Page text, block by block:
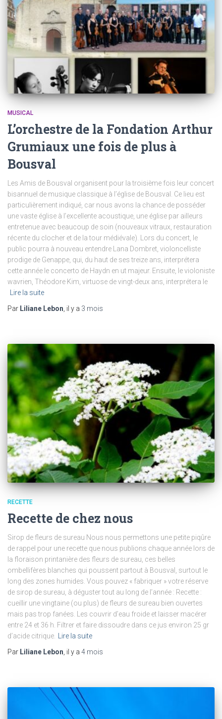
MUSICAL
L’orchestre de la Fondation Arthur
Grumiaux une fois de plus à
Bousval
Les Amis de Bousval organisent pour la troisième fois leur concert
bisannuel de musique classique à l’église de Bousval. Ce lieu est
particulièrement indiqué, car nous avons la chance de posséder
une vaste église à l’excellente acoustique, une église par ailleurs
entretenue avec beaucoup de soin (nouveaux vitraux, restauration
récente du clocher et de la tour médiévale). Lors du concert, le
public pourra à nouveau entendre Lana Dombret, violoncelliste
prodige de Genappe, qui, du haut de ses treize ans, interprétera
cette année le concerto de Haydn en ut majeur. Ensuite, le violoniste
wavrien, Théodore Kim, virtuose de vingt-deux ans, interprétera le
Lire la suite
Par Liliane Lebon , il y a 3 mois
RECETTE
Recette de chez nous
Sirop de fleurs de sureau Nous nous permettons une petite piqûre
de rappel pour une recette que nous publions chaque année lors de
la floraison printanière des fleurs de sureau, ces belles
ombellifères blanches qui poussent partout à Bousval, surtout le
long des zones humides. Vous pouvez « fabriquer » votre réserve
de sirop de sureau, à déguster tout au long de l’année : Recette :
cueillir une vingtaine (ou plus) de fleurs de sureau bien ouvertes
mais pas trop fanées. Les couvrir d’eau froide et laisser macérer
entre 24 et 36 h. Filtrer et faire dissoudre dans ce jus environ 25 gr
d’acide citrique.
Lire la suite
Par Liliane Lebon , il y a 4 mois